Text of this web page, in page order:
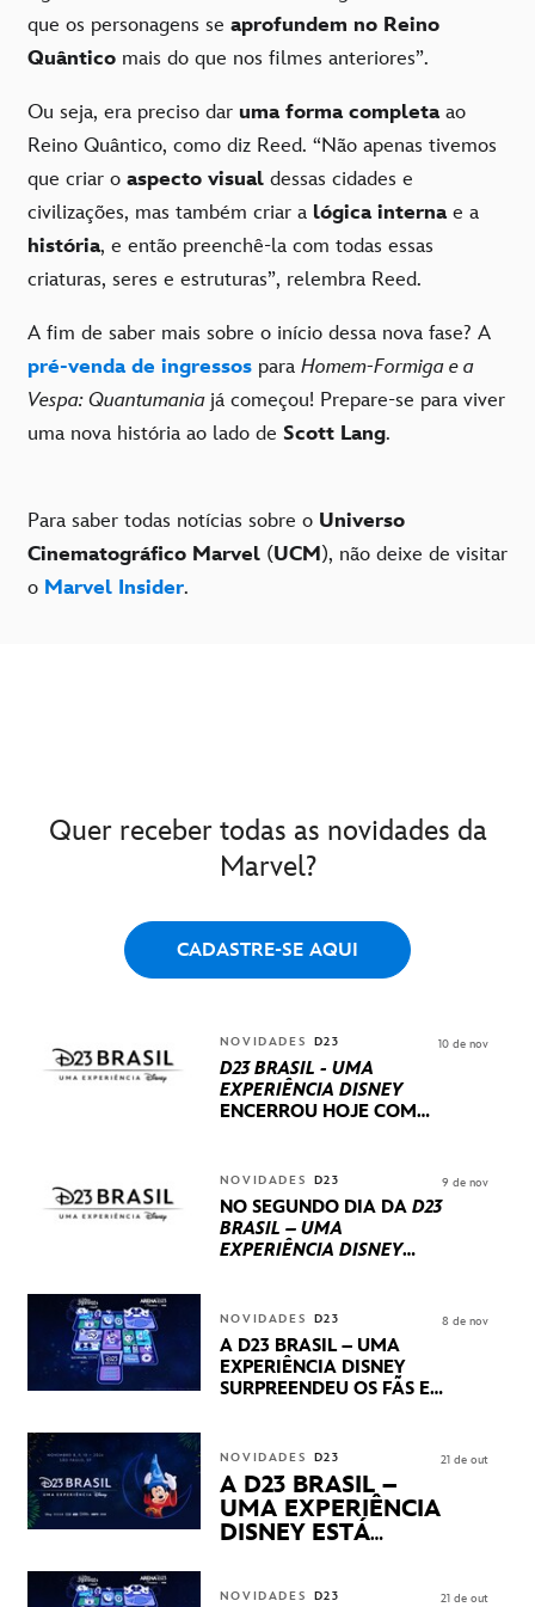
que os personagens se aprofundem no Reino
Quântico mais do que nos filmes anteriores”.
Ou seja, era preciso dar uma forma completa ao
Reino Quântico, como diz Reed. “Não apenas tivemos
que criar o aspecto visual dessas cidades e
civilizações, mas também criar a lógica internae a
história, e então preenchê-la com todas essas
criaturas, seres e estruturas”, relembra Reed.
A fim de saber mais sobre o início dessa nova fase? A
pré-venda de ingressos para Homem-Formiga e a
Vespa: Quantumania já começou! Prepare-se para viver
uma nova história ao lado de Scott Lang.
Para saber todas notícias sobre o Universo
Cinematográfico Marvel (UCM), não deixe de visitar
o Marvel Insider.
Quer receber todas as novidades da
Marvel?
CADASTRE-SE AQUI
NOVIDADES D23
D23 BRASIL - UMA
EXPERIÊNCIA DISNEY
ENCERROU HOJE COM
INTERNACIONAIS E
PRODUÇÕES BRASILEIRAS
10 de nov
NOVIDADES D23
NO SEGUNDO DIA DA D23
BRASIL – UMA
EXPERIÊNCIA DISNEY
STUDIOS REVELARAM
PRÉVIAS E NOVIDADES
DOS SEUS PRÓXIMOS
LANÇAMENTOS
9 de nov
NOVIDADES D23
A D23 BRASIL – UMA
EXPERIÊNCIA DISNEY
SURPREENDEU OS FÃS EM
APRESENTAÇÕES E
PRODUTOS EXCLUSIVOS
NO TRANSAMÉRICA EXPO
CENTER EM SÃO PAULO
8 de nov
NOVIDADES D23
A D23 BRASIL –
UMA EXPERIÊNCIA
DISNEY ESTÁ
21 de out
NOVIDADES D23 21 de out